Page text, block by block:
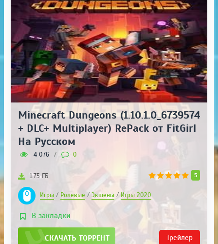
Minecraft Dungeons (1.10.1.0_6739574
+ DLC+ Multiplayer) RePack от FitGirl
На Русском
4 076 / 0
5
1.75 ГБ
Игры / Ролевые /Экшены / Игры 2020
В закладки
СКАЧАТЬ ТОРРЕНТ Трейлер